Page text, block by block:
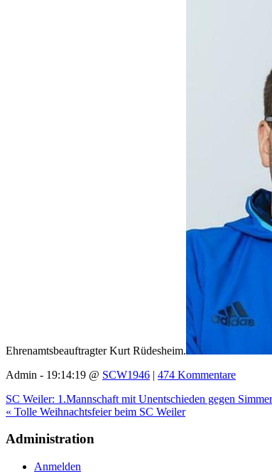
Ehrenamtsbeauftragter Kurt Rüdesheim.
Admin - 19:14:19 @ SCW1946 | 474 Kommentare
SC Weiler: 1.Mannschaft mit Unentschieden gegen
« Tolle Weihnachtsfeier beim SC Weiler
Administration
Anmelden